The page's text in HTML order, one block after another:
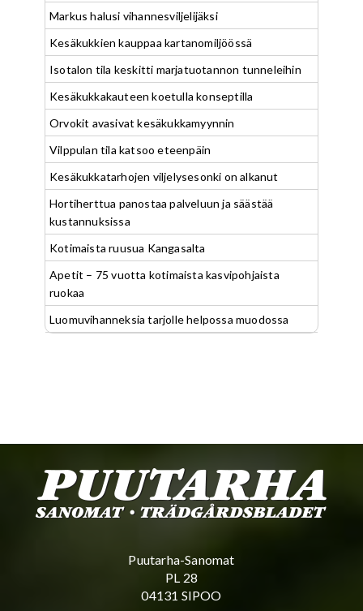
Markus halusi vihannesviljelijäksi
Kesäkukkien kauppaa kartanomiljöössä
Isotalon tila keskitti marjatuotannon tunneleihin
Kesäkukkakauteen koetulla konseptilla
Orvokit avasivat kesäkukkamyynnin
Vilppulan tila katsoo eteenpäin
Kesäkukkatarhojen viljelysesonki on alkanut
Hortiherttua panostaa palveluun ja säästää
kustannuksissa
Kotimaista ruusua Kangasalta
Apetit – 75 vuotta kotimaista kasvipohjaista
ruokaa
Luomuvihanneksia tarjolle helpossa muodossa
Puutarha-Sanomat
PL 28
04131 SIPOO